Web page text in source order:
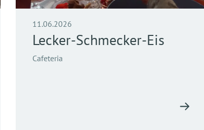
11.06.2026
Lecker-Schmecker-Eis
Cafeteria